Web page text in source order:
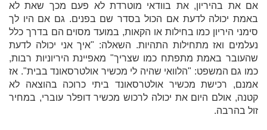
אם את בהיריון, את בוודאי מוטרדת לא פעם מכך שאת לא
באמת יכולה לדעת אם הכול בסדר שם בפנים. גם אם היו לך
סימני היריון כמו בחילות או הקאות, במועד מסוים הם בדרך כלל
נעלמים ואז מתחילות התהיות. השאלה: "איך אני יכולה לדעת
שהעובר באמת מתפתח כמו שצריך" מאפיינת היריוניות רבות,
כמו גם המשפט: "הלוואי שהיה לי מכשיר אולטרסאונד בבית". אז
אמנם, רכישת מכשיר אולטרסאונד ביתי כרוכה בהוצאה לא
קטנה, אולם היום את יכולה לרכוש מכשיר דופלר עוברי, במחיר
זול בהרבה.